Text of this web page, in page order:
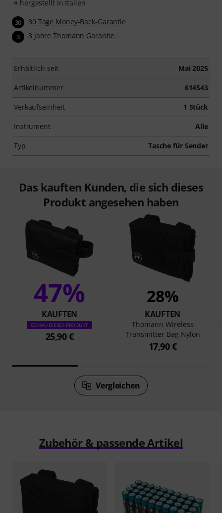
hergestellt in Italien
30 30 Tage Money-Back-Garantie
3 3 Jahre Thomann Garantie
Erhältlich seit Mai 2025
Artikelnummer 614543
Verkaufseinheit 1 Stück
Instrument Alle
Typ Tasche für Sender
Das kauften Kunden, die sich dieses
Produkt angesehen haben
47%
KAUFTEN
GENAU DIESES PRODUKT
25,90 €
28%
KAUFTEN
Thomann Wireless
Transmitter Bag Nylon
17,90 €
Vergleichen
Zubehör & passende Artikel